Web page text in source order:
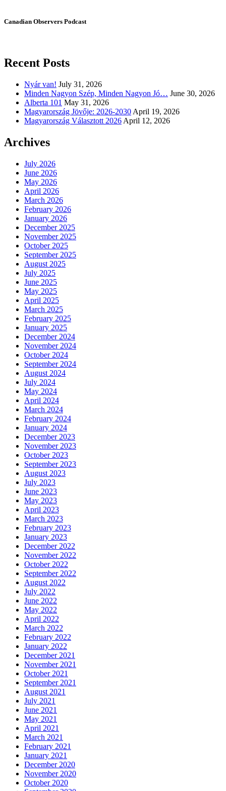
Canadian Observers Podcast
Recent Posts
Nyár van! July 31, 2026
Minden Nagyon Szép, Minden Nagyon Jó… June 30, 2026
Alberta 101 May 31, 2026
Magyarország Jövője: 2026-2030 April 19, 2026
Magyarország Választott 2026 April 12, 2026
Archives
July 2026
June 2026
May 2026
April 2026
March 2026
February 2026
January 2026
December 2025
November 2025
October 2025
September 2025
August 2025
July 2025
June 2025
May 2025
April 2025
March 2025
February 2025
January 2025
December 2024
November 2024
October 2024
September 2024
August 2024
July 2024
May 2024
April 2024
March 2024
February 2024
January 2024
December 2023
November 2023
October 2023
September 2023
August 2023
July 2023
June 2023
May 2023
April 2023
March 2023
February 2023
January 2023
December 2022
November 2022
October 2022
September 2022
August 2022
July 2022
June 2022
May 2022
April 2022
March 2022
February 2022
January 2022
December 2021
November 2021
October 2021
September 2021
August 2021
July 2021
June 2021
May 2021
April 2021
March 2021
February 2021
January 2021
December 2020
November 2020
October 2020